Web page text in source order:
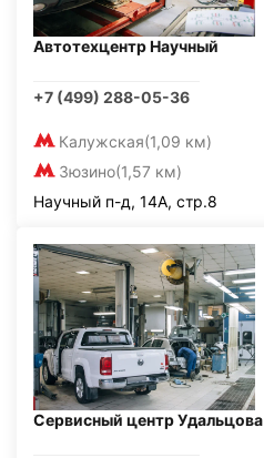
Автотехцентр Научный
+7 (499) 288-05-36
Калужская(1,09 км)
Зюзино(1,57 км)
Научный п-д, 14А, стр.8
Сервисный центр Удальцова